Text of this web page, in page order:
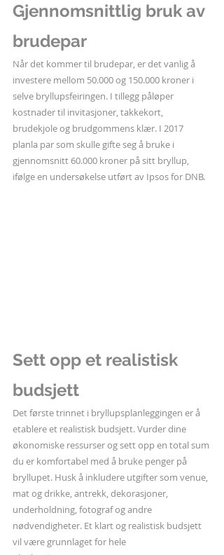
Gjennomsnittlig bruk av
brudepar
Når det kommer til brudepar, er det vanlig å
investere mellom 50.000 og 150.000 kroner i
selve bryllupsfeiringen. I tillegg påløper
kostnader til invitasjoner, takkekort,
brudekjole og brudgommens klær. I 2017
planla par som skulle gifte seg å bruke i
gjennomsnitt 60.000 kroner på sitt bryllup,
ifølge en undersøkelse utført av Ipsos for DNB.
Sett opp et realistisk
budsjett
Det første trinnet i bryllupsplanleggingen er å
etablere et realistisk budsjett. Vurder dine
økonomiske ressurser og sett opp en total sum
du er komfortabel med å bruke penger på
bryllupet. Husk å inkludere utgifter som venue,
mat og drikke, antrekk, dekorasjoner,
underholdning, fotograf og andre
nødvendigheter. Et klart og realistisk budsjett
vil være grunnlaget for hele